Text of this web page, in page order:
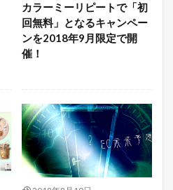
カラーミーリピートで「初
回無料」となるキャンペー
ンを2018年9月限定で開
催！